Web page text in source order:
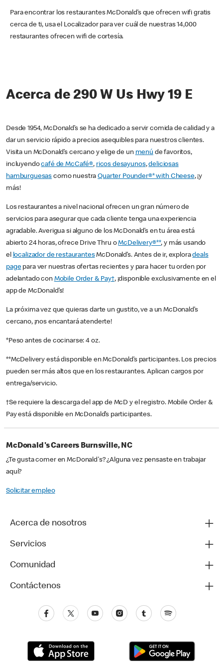
Para encontrar los restaurantes McDonald’s que ofrecen wifi gratis
cerca de ti, usa el Localizador para ver cuál de nuestras 14,000
restaurantes ofrecen wifi de cortesía.
Acerca de 290 W Us Hwy 19 E
Desde 1954, McDonald’s se ha dedicado a servir comida de calidad y a
dar un servicio rápido a precios asequibles para nuestros clientes.
Visita un McDonald’s cercano y elige de un menú de favoritos,
incluyendocafé de McCafé®, ricos desayunos,deliciosas
hamburguesas como nuestraQuarter Pounder®* with Cheese, ¡y
más!
Los restaurantes a nivel nacional ofrecen un gran número de
servicios para asegurar que cada cliente tenga una experiencia
agradable. Averigua si alguno de los McDonald’s en tu área está
abierto 24 horas, ofrece Drive Thru oMcDelivery®**, y más usando
el localizador de restaurantesMcDonald’s. Antes de ir, exploradeals
pagepara ver nuestras ofertas recientes y para hacer tu orden por
adelantado con Mobile Order & Pay†, ¡disponible exclusivamente en el
app de McDonald’s!
La próxima vez que quieras darte un gustito, ve a un McDonald’s
cercano, ¡nos encantará atenderte!
*Peso antes de cocinarse: 4 oz.
**McDelivery está disponible en McDonald’s participantes. Los precios
pueden ser más altos que en los restaurantes. Aplican cargos por
entrega/servicio.
†Se requiere la descarga del app de McD y el registro. Mobile Order &
Pay está disponible en McDonald’s participantes.
McDonald's Careers Burnsville, NC
¿Te gusta comer en McDonald's? ¿Alguna vez pensaste en trabajar
aquí?
Solicitar empleo
Acerca de nosotros
Servicios
Comunidad
Contáctenos